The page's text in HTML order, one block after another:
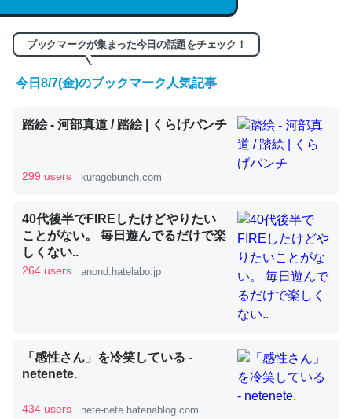
─GPTの仕組みと限界についての考察（１） - conceptualization
くらい。小説でいう「ずっと前の伏線」は回収されないけ
ど、短期記憶というには多い分量。進化すればするほど分
かりやすく強くなりそう
昆虫ってカルシウム少ないのか。知らんかった。調べたら
コオロギのカルシウム分はエビの600分の1程度。
ブックマークが集まった今日の話題をチェック！
今日8/7(金)のブックマーク人気記事
踏絵 - 河部真道 / 踏絵 | くらげバンチ
299 users kuragebunch.com
40代後半でFIREしたけどやりたい
ことがない。 毎日遊んでるだけで楽
しくない..
264 users anond.hatelabo.jp
「感性さん」を冷笑している -
netenete.
434 users nete-nete.hatenablog.com